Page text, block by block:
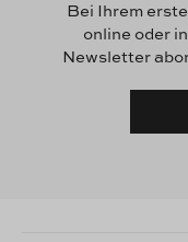
Bei Ihrem
online oder
Newsletter